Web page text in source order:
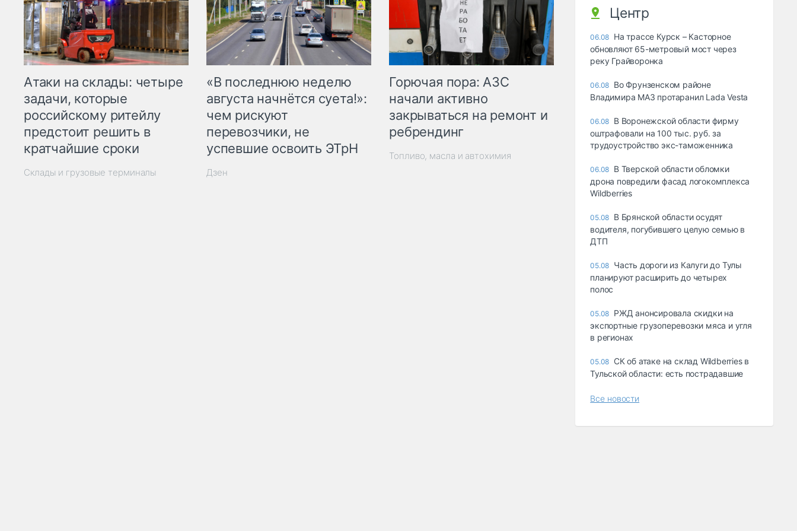
Атаки на склады: четыре
задачи, которые
российскому ритейлу
предстоит решить в
кратчайшие сроки
Склады и грузовые терминалы
«В последнюю неделю
августа начнётся суета!»:
чем рискуют
перевозчики, не
успевшие освоить ЭТрН
Дзен
Горючая пора: АЗС
начали активно
закрываться на ремонт и
ребрендинг
Топливо, масла и автохимия
Центр
06.08 На трассе Курск – Касторное
обновляют 65-метровый мост через
реку Грайворонка
06.08 Во Фрунзенском районе
Владимира МАЗ протаранил Lada Vesta
06.08 В Воронежской области фирму
оштрафовали на 100 тыс. руб. за
трудоустройство экс-таможенника
06.08 В Тверской области обломки
дрона повредили фасад логокомплекса
Wildberries
05.08 В Брянской области осудят
водителя, погубившего целую семью в
ДТП
05.08 Часть дороги из Калуги до Тулы
планируют расширить до четырех
полос
05.08 РЖД анонсировала скидки на
экспортные грузоперевозки мяса и угля
в регионах
05.08 СК об атаке на склад Wildberries в
Тульской области: есть пострадавшие
Все новости